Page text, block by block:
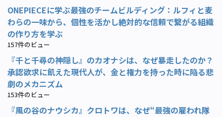
ONEPIECEに学ぶ最強のチームビルディング：ルフィと麦
わらの一味から、個性を活かし絶対的な信頼で繋がる組織
の作り方を学ぶ
157件のビュー
『千と千尋の神隠し』のカオナシは、なぜ暴走したのか？
承認欲求に飢えた現代人が、金と権力を持った時に陥る悲
劇のメカニズム
153件のビュー
『風の谷のナウシカ』クロトワは、なぜ“最強の雇われ隊